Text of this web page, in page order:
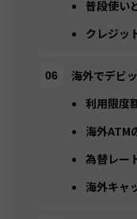
普段使い
クレジッ
海外でデビ
利用限度
海外ATM
為替レー
海外キャ